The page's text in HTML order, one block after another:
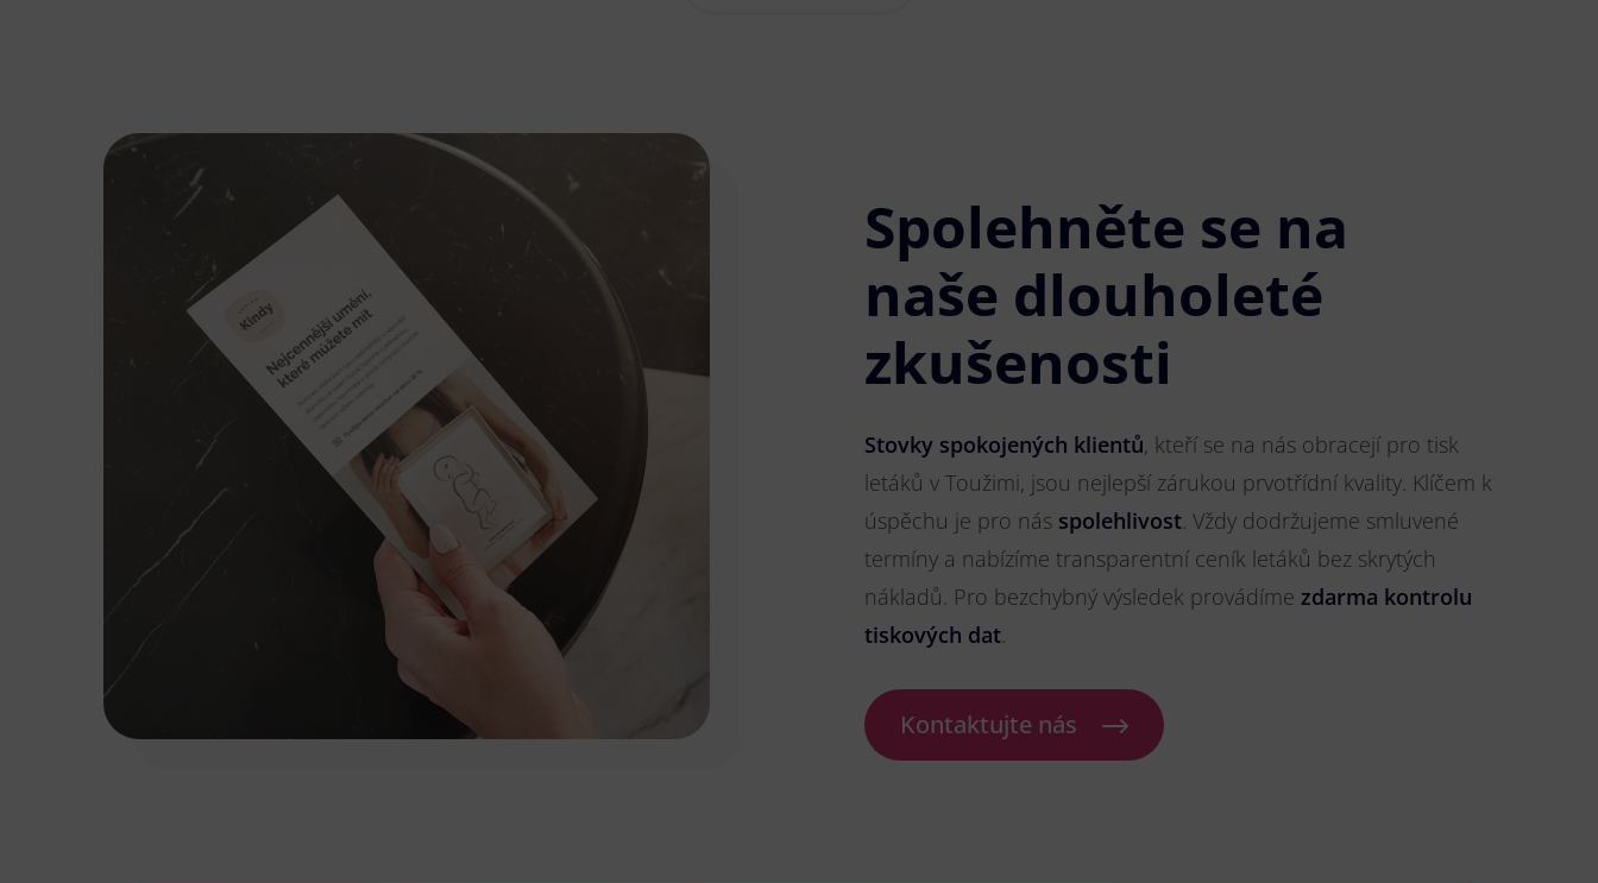
Spolehněte se na
naše dlouholeté
zkušenosti
Stovky spokojených klientů, kteří se na nás obracejí pro tisk
letáků v Toužimi, jsou nejlepší zárukou prvotřídní kvality. Klíčem k
úspěchu je pro nás spolehlivost. Vždy dodržujeme smluvené
termíny a nabízíme transparentní ceník letáků bez skrytých
nákladů. Pro bezchybný výsledek provádíme zdarma kontrolu
tiskových dat.
Kontaktujte nás